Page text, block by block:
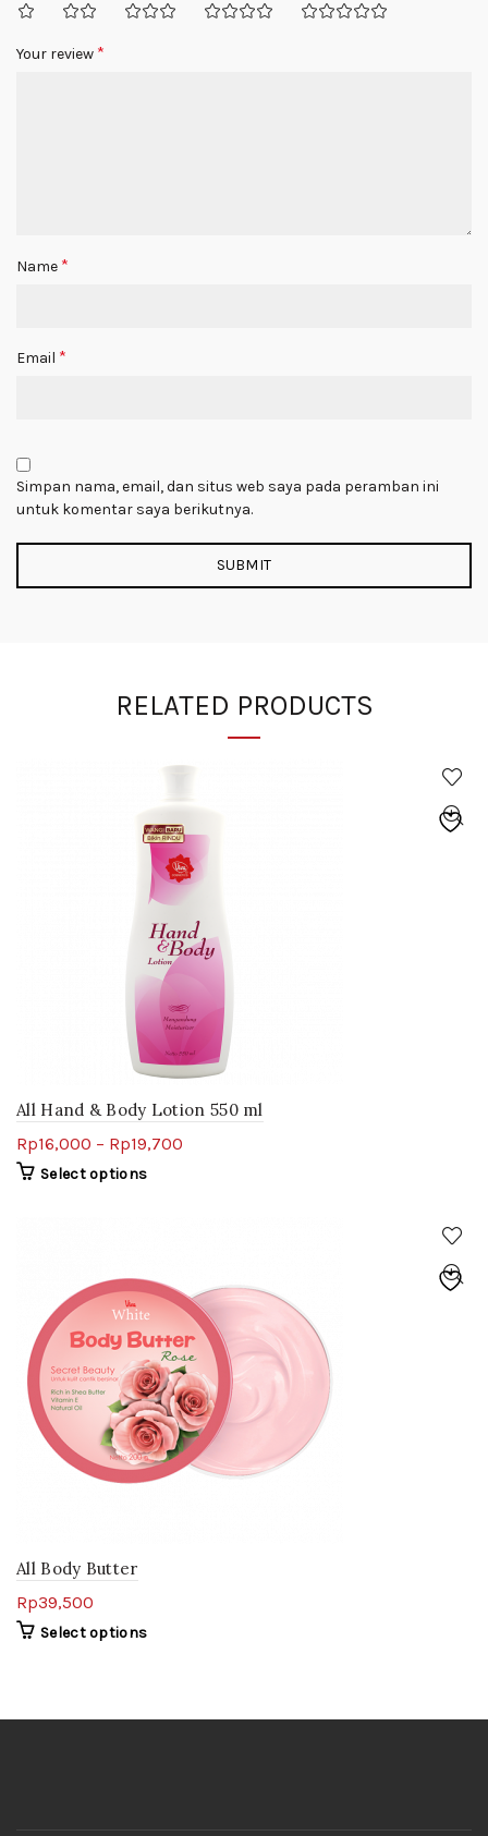
Your review *
Name *
Email *
Simpan nama, email, dan situs web saya pada peramban ini
untuk komentar saya berikutnya.
RELATED PRODUCTS
All Hand & Body Lotion 550 ml
Rp16,000 – Rp19,700
Select options
All Body Butter
Rp39,500
Select options